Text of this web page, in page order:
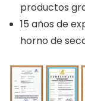
productos
15 años de
horno de